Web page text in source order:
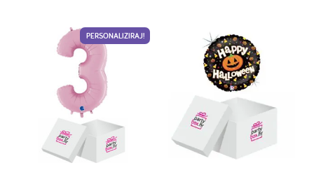
PERSONALIZIRAJ!